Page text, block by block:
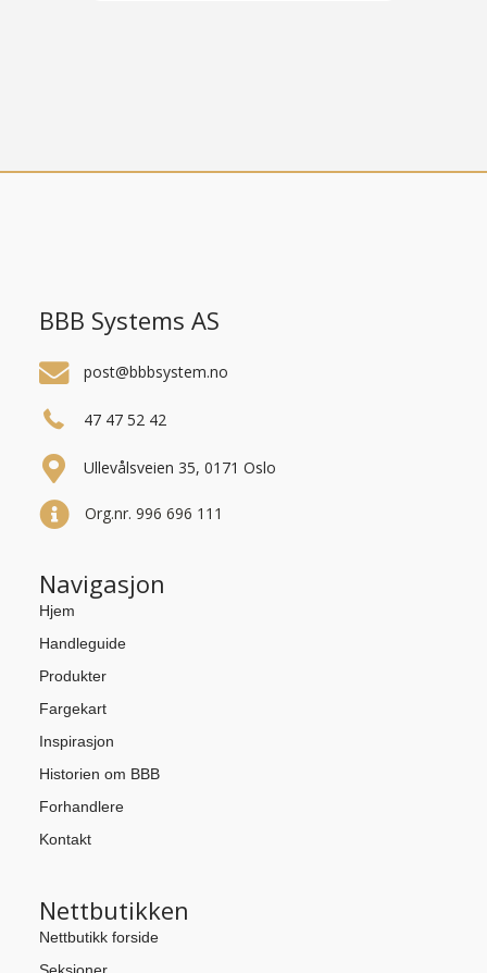
BBB Systems AS
post@bbbsystem.no
47 47 52 42
Ullevålsveien 35, 0171 Oslo
Org.nr. 996 696 111
Navigasjon
Hjem
Handleguide
Produkter
Fargekart
Inspirasjon
Historien om BBB
Forhandlere
Kontakt
Nettbutikken
Nettbutikk forside
Seksjoner